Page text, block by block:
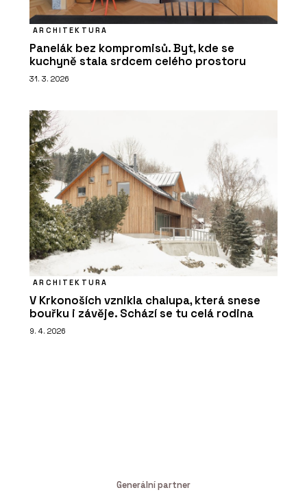
ARCHITEKTURA
Panelák bez kompromisů. Byt, kde se
kuchyně stala srdcem celého prostoru
31. 3. 2026
ARCHITEKTURA
V Krkonoších vznikla chalupa, která snese
bouřku i závěje. Schází se tu celá rodina
9. 4. 2026
Generální partner